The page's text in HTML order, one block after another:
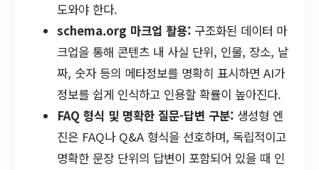
도와야 한다.
schema.org 마크업 활용: 구조화된 데이터 마
크업을 통해 콘텐츠 내 사실 단위, 인물, 장소, 날
짜, 숫자 등의 메타정보를 명확히 표시하면 AI가
정보를 쉽게 인식하고 인용할 확률이 높아진다.
FAQ 형식 및 명확한 질문-답변 구분: 생성형 엔
진은 FAQ나 Q&A 형식을 선호하며, 독립적이고
명확한 문장 단위의 답변이 포함되어 있을 때 인